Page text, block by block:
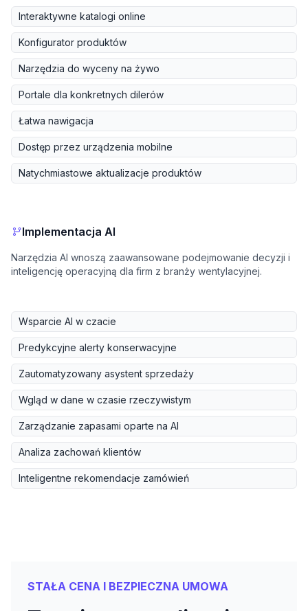
Interaktywne katalogi online
Konfigurator produktów
Narzędzia do wyceny na żywo
Portale dla konkretnych dilerów
Łatwa nawigacja
Dostęp przez urządzenia mobilne
Natychmiastowe aktualizacje produktów
Implementacja AI
Narzędzia AI wnoszą zaawansowane podejmowanie decyzji i
inteligencję operacyjną dla firm z branży wentylacyjnej.
Wsparcie AI w czacie
Predykcyjne alerty konserwacyjne
Zautomatyzowany asystent sprzedaży
Wgląd w dane w czasie rzeczywistym
Zarządzanie zapasami oparte na AI
Analiza zachowań klientów
Inteligentne rekomendacje zamówień
STAŁA CENA I BEZPIECZNA UMOWA